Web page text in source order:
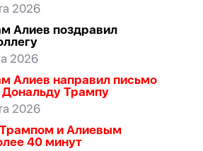
2026
Алиев поздравил
2026
Алиев направил письмо
Трампу
2026
и Алиевым
40 минут